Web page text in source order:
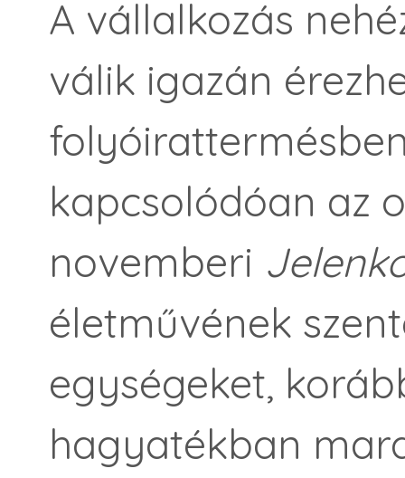
A vállalkozás
válik igazán
kapcsolódóan az
novemberi
életművének
egységeket,
hagyatékban